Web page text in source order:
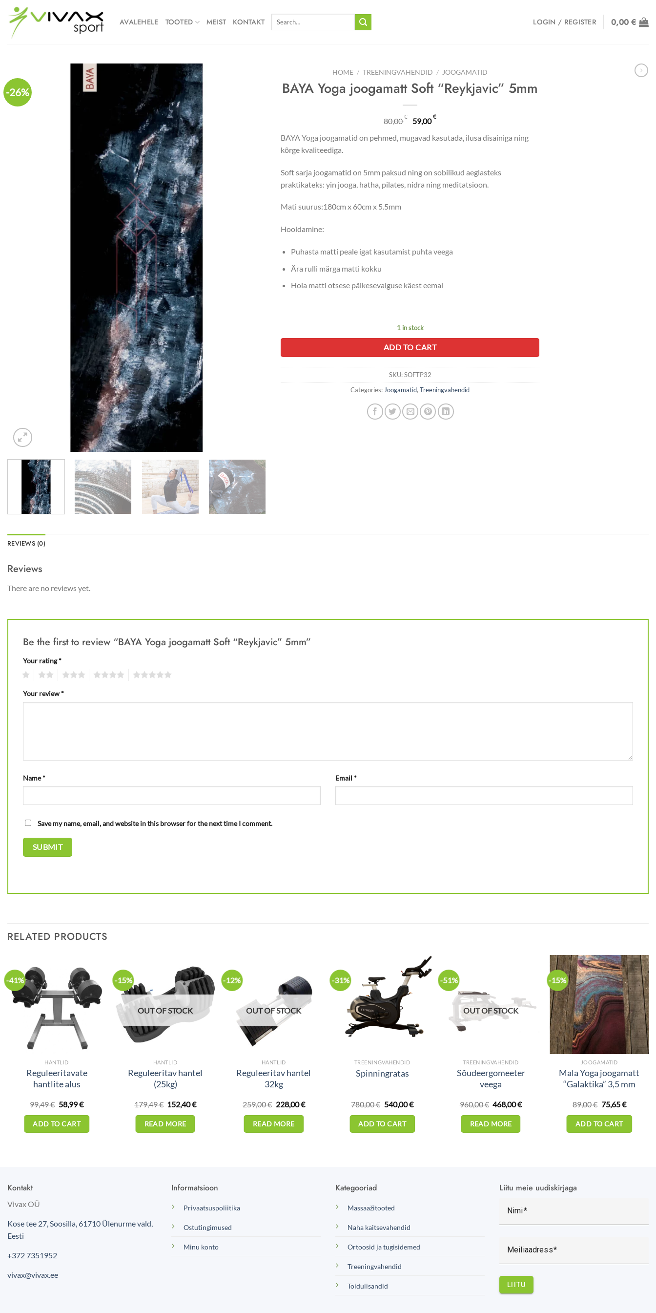
content
AVALEHELE TOOTED MEIST KONTAKT
Search
LOGIN / REGISTER 0,00€
-26%
HOME / TREENINGVAHENDID / JOOGAMATID
BAYA Yoga joogamatt Soft “Reykjavic” 5mm
80,00€
Original
was:
59,00€Current
is:
BAYA Yoga joogamatid on pehmed, mugavad kasutada, ilusa disainiga ning
kõrge kvaliteediga.
Soft sarja joogamatid on 5mm paksud ning on sobilikud aeglasteks
praktikateks: yin jooga, hatha, pilates, nidra ning meditatsioon.
Mati suurus:180cm x 60cm x 5.5mm
Hooldamine:
Puhasta matti peale igat kasutamist puhta veega
Ära rulli märga matti kokku
Hoia matti otsese päikesevalguse käest eemal
1 in stock
ADD TO CART
SKU:SOFTP32
Categories:Joogamatid, Treeningvahendid
REVIEWS (0)
Reviews
There are no reviews yet.
Be the first to review “BAYA Yoga joogamatt Soft “Reykjavic” 5mm”
Your rating*
Your review*
Name* Email *
Save my name, email, and website in this browser for the next time I comment.
RELATED PRODUCTS
-41%
HANTLID
Reguleeritavate
hantlite alus
99,49€ Original
price
was:
99,49 €.
58,99€Current
price
is:
ADD TO CART
-15%
OUT OF STOCK
HANTLID
Reguleeritav hantel
(25kg)
179,49€ Original
price
was:
179,49 €.
152,40€Current
price
READ MORE
-12%
OUT OF STOCK
HANTLID
Reguleeritav hantel
32kg
259,00€ Original
price
was:
259,00 €.
228,00€Current
price
READ MORE
-31%
TREENINGVAHENDID
Spinningratas
780,00€ Original
price
was:
780,00 €.
540,00€Current
price
is:
ADD TO CART
-51%
OUT OF STOCK
TREENINGVAHENDID
Sõudeergomeeter
veega
960,00€ Original
price
was:
960,00 €.
468,00€Current
price
READ MORE
-15%
JOOGAMATID
Mala Yoga joogamatt
“Galaktika” 3,5 mm
89,00€ Original
price
was:
89,00 €.
75,65€Current
price
is:
ADD TO CART
Kontakt
Vivax OÜ
Kose tee 27, Soosilla, 61710 Ülenurme vald
Eesti
+372 7351952
vivax@vivax.ee
Informatsioon
Privaatsuspoliitika
Ostutingimused
Minu konto
Kategooriad
Massaažitooted
Naha kaitsevahendid
Ortoosid ja tugisidemed
Treeningvahendid
Toidulisandid
Liitu meie uudiskirjaga
Nimi
Meiliaadress
LIITU